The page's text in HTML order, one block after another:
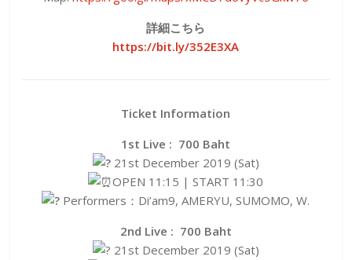
詳細こちら
https://bit.ly/352E3XA
Ticket Information
1st Live : 700 Baht
21st December 2019 (Sat)
OPEN 11:15 | START 11:30
Performers：Di’am9, AMERYU, SUMOMO, W.
2nd Live : 700 Baht
21st December 2019 (Sat)